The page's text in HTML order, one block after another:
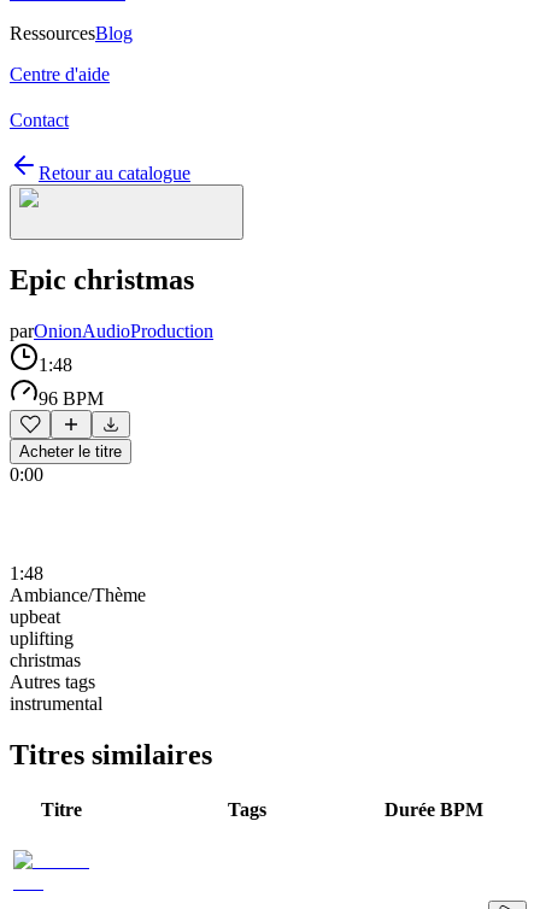
RessourcesBlog
Centre d'aide
Contact
Retour au catalogue
Epic christmas
parOnionAudioProduction
1:48
96 BPM
Acheter le titre
0:00
1:48
Ambiance/Thème
upbeat
uplifting
christmas
Autres tags
instrumental
Titres similaires
Titre Tags Durée BPM